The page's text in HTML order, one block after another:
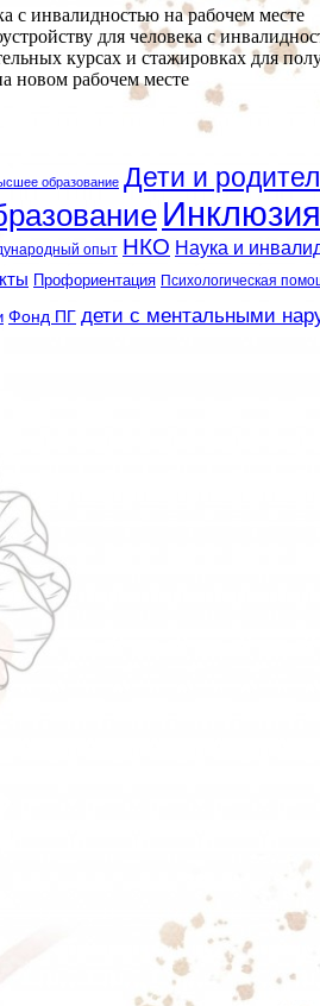
с инвалидностью на рабочем месте
для человека с
курсах и стажировках для
новом рабочем месте
образование Дети и
Инклюзия
опыт НКО Наука и
Профориентация Психологическая
Фонд ПГ дети с ментальными